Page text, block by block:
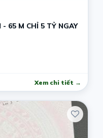
- 65 M CHỈ 5 TỶ NGAY
Xem chi tiết →